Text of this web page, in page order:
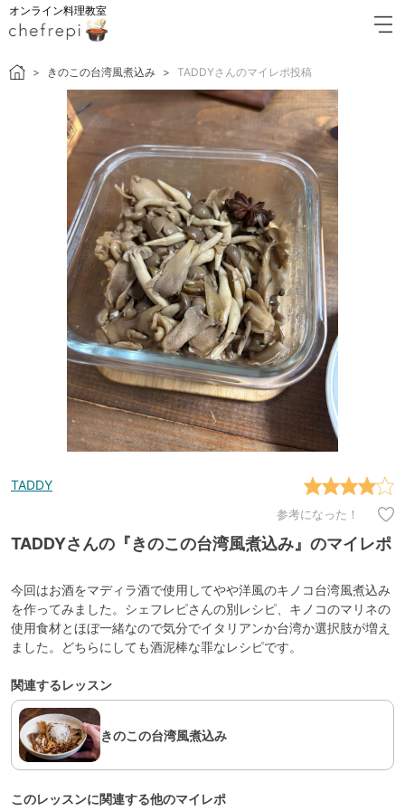
オンライン料理教室
きのこの台湾風煮込み TADDYさんのマイレポ投稿
TADDY
参考になった！
TADDYさんの『きのこの台湾風煮込み』のマイレポ
今回はお酒をマディラ酒で使用してやや洋風のキノコ台湾風煮込み
を作ってみました。シェフレピさんの別レシピ、キノコのマリネの
使用食材とほぼ一緒なので気分でイタリアンか台湾か選択肢が増え
ました。どちらにしても酒泥棒な罪なレシピです。
関連するレッスン
きのこの台湾風煮込み
このレッスンに関連する他のマイレポ